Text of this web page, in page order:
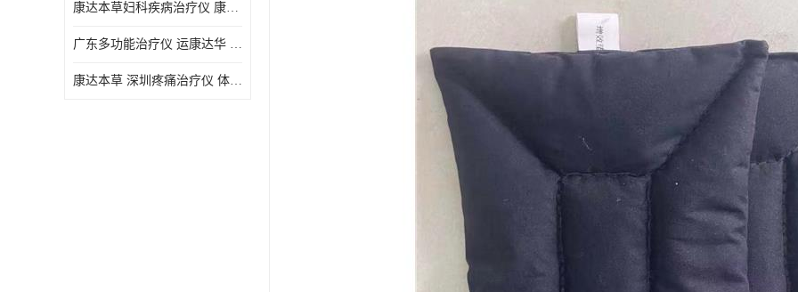
康达本草妇科疾病治疗仪 康达本草 体验店仪器
广东多功能治疗仪 运康达华 深圳运康达华科技有限公司
康达本草 深圳疼痛治疗仪 体验店仪器